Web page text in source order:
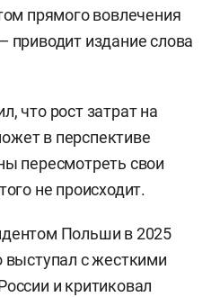
прямого вовлечения
приводит издание слова
что рост затрат на
в перспективе
пересмотреть свои
не происходит.
Польши в 2025
выступал с жесткими
и критиковал